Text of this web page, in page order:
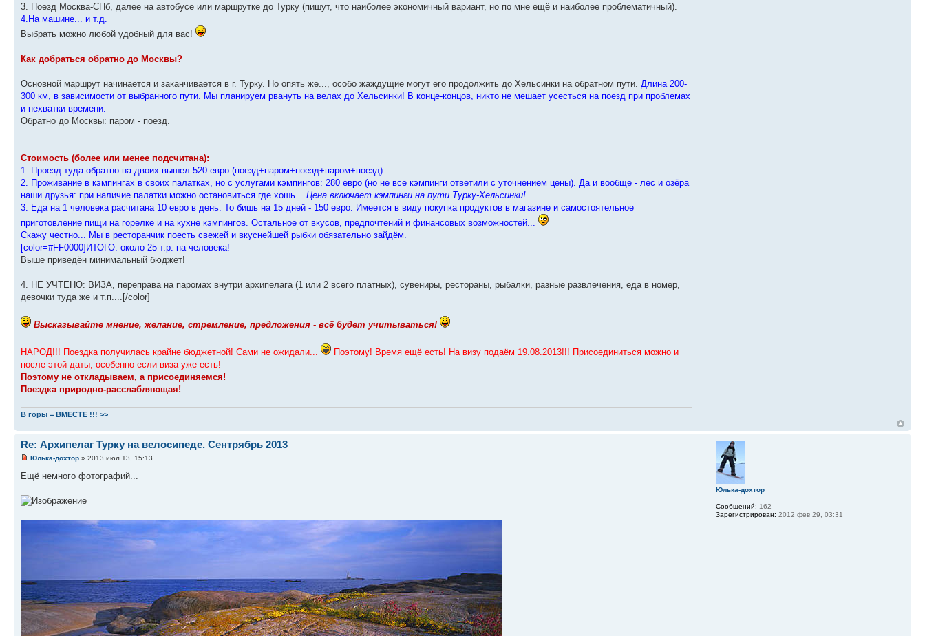
3. Поезд Москва-СПб, далее на автобусе или маршрутке до Турку (пишут, что наиболее экономичный вариант, но по мне ещё и наиболее проблематичный).
4.На машине... и т.д.
Выбрать можно любой удобный для вас!
Как добраться обратно до Москвы?
Основной маршрут начинается и заканчивается в г. Турку. Но опять же..., особо жаждущие могут его продолжить до Хельсинки на обратном пути. Длина 200-
300 км, в зависимости от выбранного пути. Мы планируем рвануть на велах до Хельсинки! В конце-концов, никто не мешает усесться на поезд при проблемах
и нехватки времени.
Обратно до Москвы: паром - поезд.
Стоимость (более или менее подсчитана):
1. Проезд туда-обратно на двоих вышел 520 евро (поезд+паром+поезд+паром+поезд)
2. Проживание в кэмпингах в своих палатках, но с услугами кэмпингов: 280 евро (но не все кэмпинги ответили с уточнением цены). Да и вообще - лес и озёра
наши друзья: при наличие палатки можно остановиться где хошь... Цена включает кэмпинги на пути Турку-Хельсинки!
3. Еда на 1 человека расчитана 10 евро в день. То бишь на 15 дней - 150 евро. Имеется в виду покупка продуктов в магазине и самостоятельное
приготовление пищи на горелке и на кухне кэмпингов. Остальное от вкусов, предпочтений и финансовых возможностей...
Скажу честно... Мы в ресторанчик поесть свежей и вкуснейшей рыбки обязательно зайдём.
[color=#FF0000]ИТОГО: около 25 т.р. на человека!
Выше приведён минимальный бюджет!
4. НЕ УЧТЕНО: ВИЗА, переправа на паромах внутри архипелага (1 или 2 всего платных), сувениры, рестораны, рыбалки, разные развлечения, еда в номер,
девочки туда же и т.п....[/color]
Высказывайте мнение, желание, стремление, предложения - всё будет учитываться!
НАРОД!!! Поездка получилась крайне бюджетной! Сами не ожидали...
Поэтому! Время ещё есть! На визу подаём 19.08.2013!!! Присоединиться можно и
после этой даты, особенно если виза уже есть!
Поэтому не откладываем, а присоединяемся!
Поездка природно-расслабляющая!
В горы = ВМЕСТЕ !!! >>
Re: Архипелаг Турку на велосипеде. Сентрябрь 2013
Юлька-дохтор » 2013 июл 13, 15:13
Ещё немного фотографий...
Юлька-дохтор
Сообщений: 162
Зарегистрирован: 2012 фев 29, 03:31